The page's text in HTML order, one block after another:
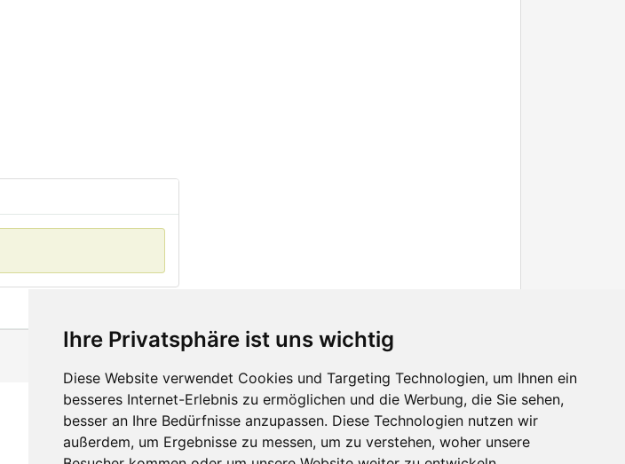
Ihre Privatsphäre ist uns wichtig
Diese Website verwendet Cookies und Targeting Technologien, um Ihnen ein
besseres Internet-Erlebnis zu ermöglichen und die Werbung, die Sie sehen,
besser an Ihre Bedürfnisse anzupassen. Diese Technologien nutzen wir
außerdem, um Ergebnisse zu messen, um zu verstehen, woher unsere
Kontakt
Feedback
Fehler melden
Facebook
Twitter
YouTube